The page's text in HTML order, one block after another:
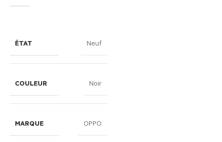
ÉTAT Neuf
COULEUR Noir
MARQUE OPPO